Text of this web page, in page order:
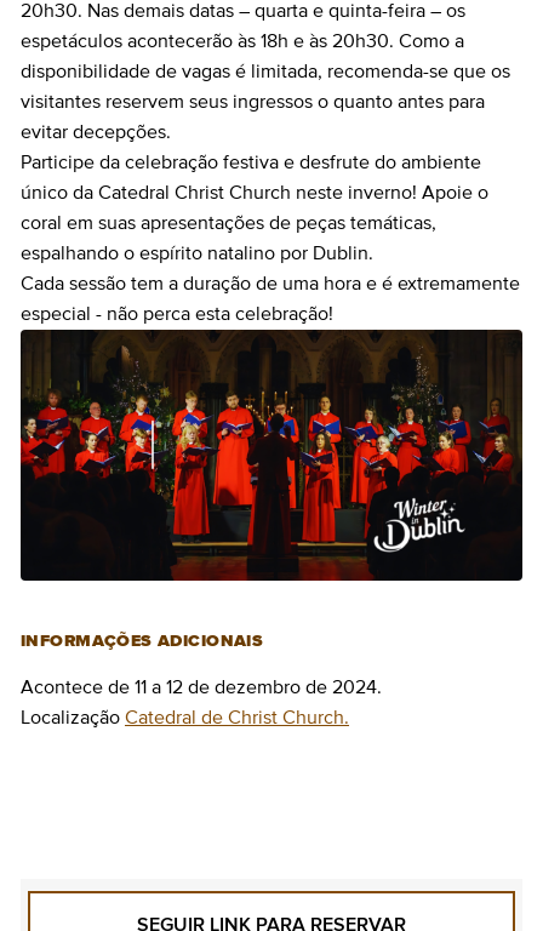
20h30. Nas demais datas – quarta e quinta-feira – os
espetáculos acontecerão às 18h e às 20h30. Como a
disponibilidade de vagas é limitada, recomenda-se que os
visitantes reservem seus ingressos o quanto antes para
evitar decepções.
Participe da celebração festiva e desfrute do ambiente
único da Catedral Christ Church neste inverno! Apoie o
coral em suas apresentações de peças temáticas,
espalhando o espírito natalino por Dublin.
Cada sessão tem a duração de uma hora e é extremamente
especial - não perca esta celebração!
INFORMAÇÕES ADICIONAIS
Acontece de 11 a 12 de dezembro de 2024.
Localização Catedral de Christ Church.
SEGUIR LINK PARA RESERVAR